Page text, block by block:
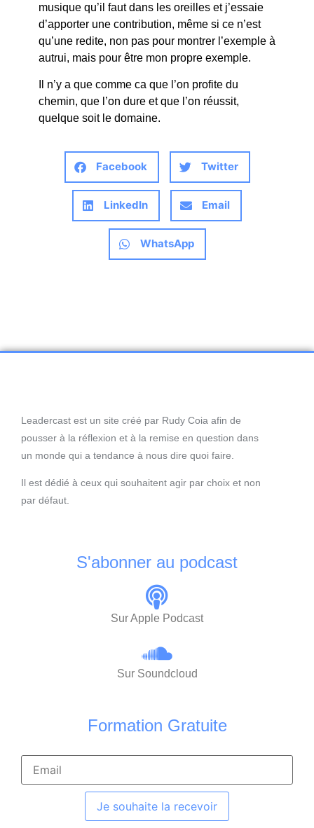
musique qu’il faut dans les oreilles et j’essaie
d’apporter une contribution, même si ce n’est
qu’une redite, non pas pour montrer l’exemple à
autrui, mais pour être mon propre exemple.
Il n’y a que comme ca que l’on profite du
chemin, que l’on dure et que l’on réussit,
quelque soit le domaine.
Facebook Twitter
LinkedIn Email
WhatsApp
Leadercast est un site créé par Rudy Coia afin de
pousser à la réflexion et à la remise en question dans
un monde qui a tendance à nous dire quoi faire.
Il est dédié à ceux qui souhaitent agir par choix et non
par défaut.
S'abonner au podcast
Sur Apple Podcast
Sur Soundcloud
Formation Gratuite
Je souhaite la recevoir